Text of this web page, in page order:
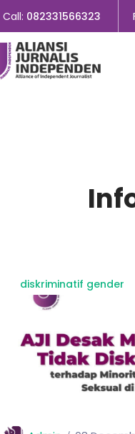
Call: 082331566323
diskriminatif gender